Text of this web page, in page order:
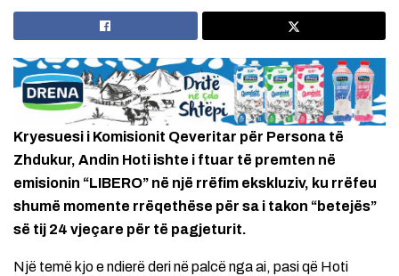
Kryesuesi i Komisionit Qeveritar për Persona të
Zhdukur, Andin Hoti ishte i ftuar të premten në
emisionin “LIBERO” në një rrëfim ekskluziv, ku rrëfeu
shumë momente rrëqethëse për sa i takon “betejës”
së tij 24 vjeçare për të pagjeturit.
Një temë kjo e ndierë deri në palcë nga ai, pasi që Hoti